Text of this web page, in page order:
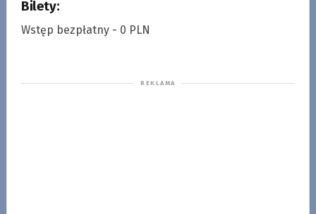
Bilety:
Wstęp bezpłatny - 0 PLN